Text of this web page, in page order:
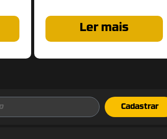
Ler mais
Cadastrar